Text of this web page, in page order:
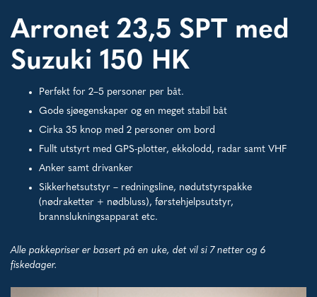
Arronet 23,5 SPT med
Suzuki 150 HK
Perfekt for 2–5 personer per båt.
Gode sjøegenskaper og en meget stabil båt
Cirka 35 knop med 2 personer om bord
Fullt utstyrt med GPS-plotter, ekkolodd, radar samt VHF
Anker samt drivanker
Sikkerhetsutstyr – redningsline, nødutstyrspakke
(nødraketter + nødbluss), førstehjelpsutstyr,
brannslukningsapparat etc.
Alle pakkepriser er basert på en uke, det vil si 7 netter og 6
fiskedager.